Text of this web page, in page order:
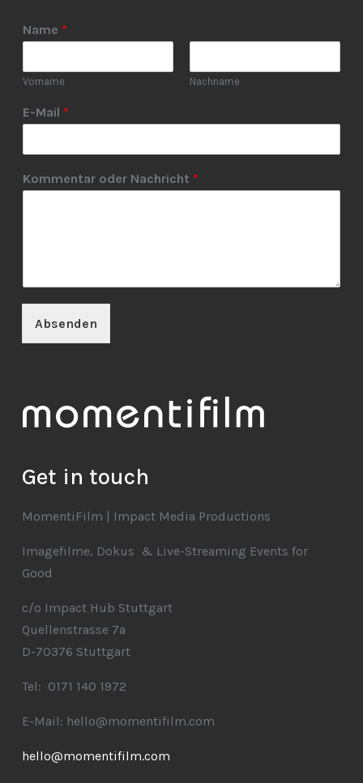
Name *
Vorname Nachname
E-Mail *
Kommentar oder Nachricht *
Absenden
Get in touch
MomentiFilm | Impact Media Productions
Imagefilme, Dokus & Live-Streaming Events for
Good
c/o Impact Hub Stuttgart
Quellenstrasse 7a
D-70376 Stuttgart
Tel: 0171 140 1972
E-Mail: hello@momentifilm.com
hello@momentifilm.com